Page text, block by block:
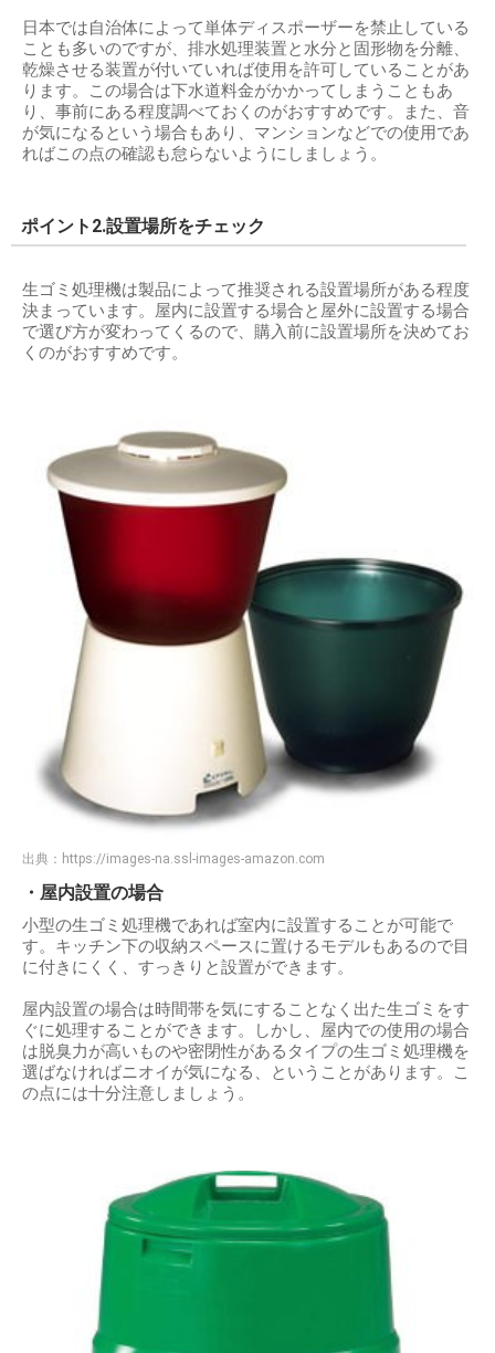
日本では自治体によって単体ディスポーザーを禁止している
ことも多いのですが、排水処理装置と水分と固形物を分離、
乾燥させる装置が付いていれば使用を許可していることがあ
ります。この場合は下水道料金がかかってしまうこともあ
り、事前にある程度調べておくのがおすすめです。また、音
が気になるという場合もあり、マンションなどでの使用であ
ればこの点の確認も怠らないようにしましょう。
ポイント2.設置場所をチェック
生ゴミ処理機は製品によって推奨される設置場所がある程度
決まっています。屋内に設置する場合と屋外に設置する場合
で選び方が変わってくるので、購入前に設置場所を決めてお
くのがおすすめです。
出典： https://images-na.ssl-images-amazon.com
・屋内設置の場合
小型の生ゴミ処理機であれば室内に設置することが可能で
す。キッチン下の収納スペースに置けるモデルもあるので目
に付きにくく、すっきりと設置ができます。
屋内設置の場合は時間帯を気にすることなく出た生ゴミをす
ぐに処理することができます。しかし、屋内での使用の場合
は脱臭力が高いものや密閉性があるタイプの生ゴミ処理機を
選ばなければニオイが気になる、ということがあります。こ
の点には十分注意しましょう。